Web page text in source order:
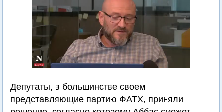
Депутаты, в большинстве своем
представляющие партию ФАТХ, приняли